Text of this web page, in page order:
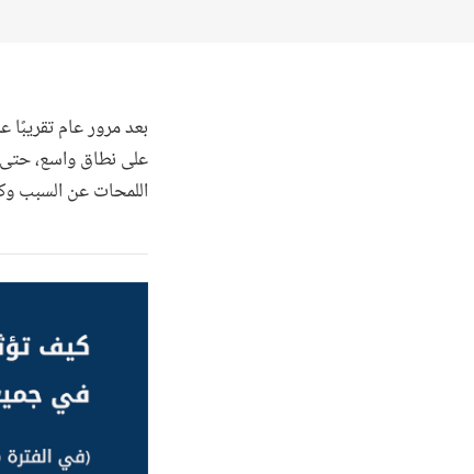
بعد مرور عام تقريبًا
على نطاق واسع، حتى
اللمحات عن السبب